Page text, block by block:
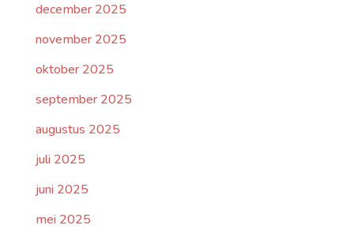
december 2025
november 2025
oktober 2025
september 2025
augustus 2025
juli 2025
juni 2025
mei 2025